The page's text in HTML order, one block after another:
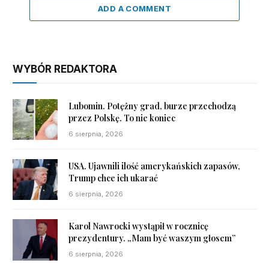
ADD A COMMENT
WYBÓR REDAKTORA
Lubomin. Potężny grad, burze przechodzą
przez Polskę. To nie koniec
6 sierpnia, 2026
USA. Ujawnili ilość amerykańskich zapasów,
Trump chce ich ukarać
6 sierpnia, 2026
Karol Nawrocki wystąpił w rocznicę
prezydentury. „Mam być waszym głosem”
6 sierpnia, 2026